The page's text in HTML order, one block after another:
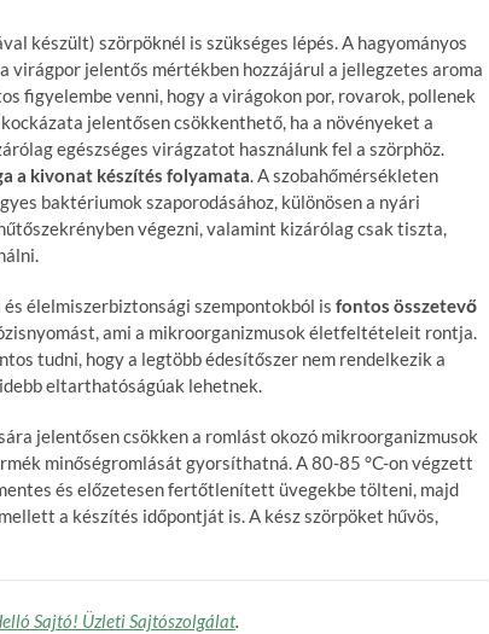
készült) szörpöknél is szükséges lépés. A hagyományos
jelentős mértékben hozzájárul a jellegzetes aroma
figyelembe venni, hogy a virágokon por, rovarok, pollenek
jelentősen csökkenthető, ha a növényeket a
egészséges virágzatot használunk fel a szörphöz.
a kivonat készítés folyamata . A szobahőmérsékleten
baktériumok szaporodásához, különösen a nyári
végezni, valamint kizárólag csak tiszta,
élelmiszerbiztonsági szempontokból is fontos összetevő
ami a mikroorganizmusok életfeltételeit rontja.
tudni, hogy a legtöbb édesítőszer nem rendelkezik a
eltarthatóságúak lehetnek.
jelentősen csökken a romlást okozó mikroorganizmusok
minőségromlását gyorsíthatná. A 80-85 °C-on végzett
és előzetesen fertőtlenített üvegekbe tölteni, majd
a készítés időpontját is. A kész szörpöket hűvös,
Sajtó! Üzleti Sajtószolgálat.